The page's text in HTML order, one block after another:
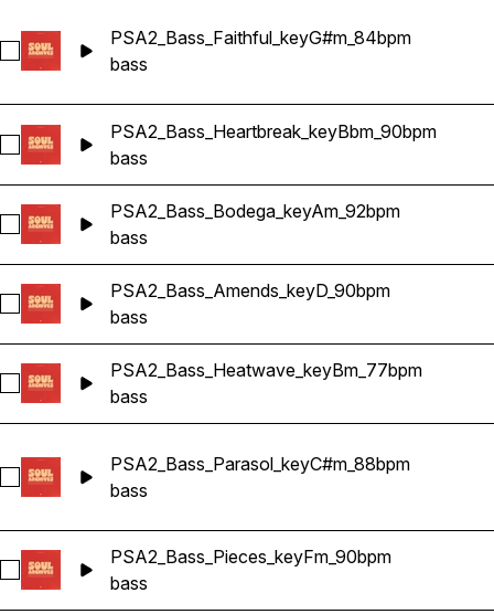
Sélectionnez PSA2_Bass_Faithful_keyG#m_84bpm
PSA2_Bass_Faithful_keyG#m_84bpm
bass
Sélectionnez PSA2_Bass_Heartbreak_keyBbm_90bpm
PSA2_Bass_Heartbreak_keyBbm_90bpm
bass
Sélectionnez PSA2_Bass_Bodega_keyAm_92bpm
PSA2_Bass_Bodega_keyAm_92bpm
bass
Sélectionnez PSA2_Bass_Amends_keyD_90bpm
PSA2_Bass_Amends_keyD_90bpm
bass
Sélectionnez PSA2_Bass_Heatwave_keyBm_77bpm
PSA2_Bass_Heatwave_keyBm_77bpm
bass
Sélectionnez PSA2_Bass_Parasol_keyC#m_88bpm
PSA2_Bass_Parasol_keyC#m_88bpm
bass
Sélectionnez PSA2_Bass_Pieces_keyFm_90bpm
PSA2_Bass_Pieces_keyFm_90bpm
bass